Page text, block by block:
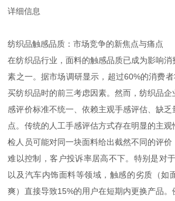
详细信息
纺织品触感品质：市场竞争的新焦点与痛点
在纺织品行业，面料的触感品质已成为影响消
素之一。据市场调研显示，超过60%的消费
买纺织品时的前三考虑因素。然而，纺织品
感评价标准不统一、依赖主观手感评估、缺
点。传统的人工手感评估方式存在明显的主
检人员可能对同一块面料给出截然不同的评
难以控制，客户投诉率居高不下。特别是对
以及汽车内饰面料等领域，触感的劣质（如
爽）直接导致15%的用户在短期内更换产品